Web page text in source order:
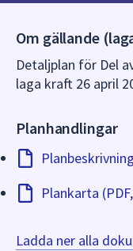
Om gällande
Detaljplan för Del
laga kraft 26 april
Planhandlingar
Plankarta
Ladda ner alla